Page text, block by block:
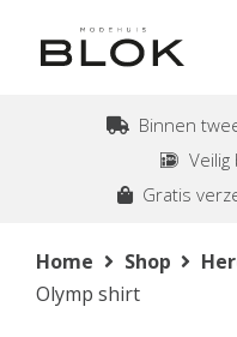
Binnen
Gratis
Home Shop
Olymp shirt